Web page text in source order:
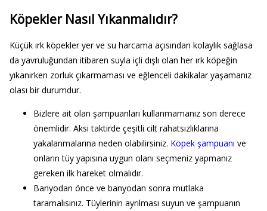
Köpekler Nasıl Yıkanmalıdır?
Küçük ırk köpekler yer ve su harcama açısından kolaylık sağlasa
da yavruluğundan itibaren suyla içli dışlı olan her ırk köpeğin
yıkanırken zorluk çıkarmaması ve eğlenceli dakikalar yaşamanız
olası bir durumdur.
Bizlere ait olan şampuanları kullanmamanız son derece
önemlidir. Aksi taktirde çeşitli cilt rahatsızlıklarına
yakalanmalarına neden olabilirsiniz. Köpek şampuanı ve
onların tüy yapısına uygun olanı seçmeniz yapmanız
gereken ilk hareket olmalıdır.
Banyodan önce ve banyodan sonra mutlaka
taramalısınız. Tüylerinin ayrılması suyun ve şampuanın